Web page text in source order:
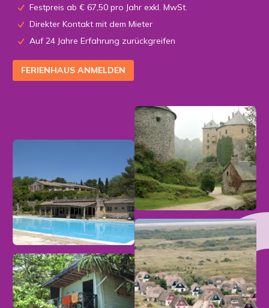
Festpreis ab € 67,50 pro Jahr exkl. MwSt.
Direkter Kontakt mit dem Mieter
Auf 24 Jahre Erfahrung zurückgreifen
FERIENHAUS ANMELDEN